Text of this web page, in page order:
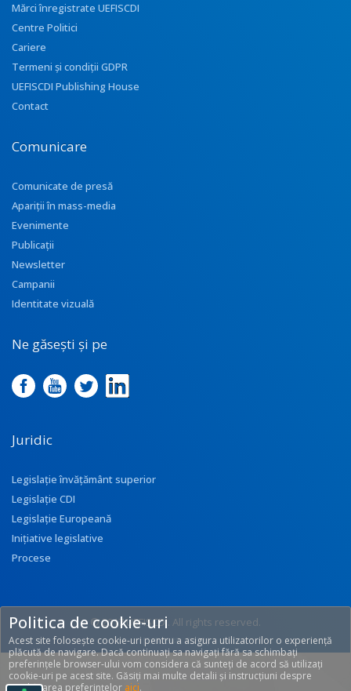
Mărci înregistrate UEFISCDI
Centre Politici
Cariere
Termeni și condiții GDPR
UEFISCDI Publishing House
Contact
Comunicare
Comunicate de presă
Apariţii în mass-media
Evenimente
Publicații
Newsletter
Campanii
Identitate vizuală
Ne găsești și pe
Juridic
Legislație învățământ superior
Legislație CDI
Legislație Europeană
Inițiative legislative
Procese
© 2017 UEFISCDI. All rights reserved.
[T: 0.2588, O: 92]
Politica de cookie-uri
Acest site folosește cookie-uri pentru a asigura utilizatorilor o experiență
plăcută de navigare. Dacă continuați sa navigați fără sa schimbați
preferințele browser-ului vom considera că sunteți de acord să utilizați
cookie-uri pe acest site. Găsiți mai multe detalii și instrucțiuni despre
modificarea preferințelor aici.